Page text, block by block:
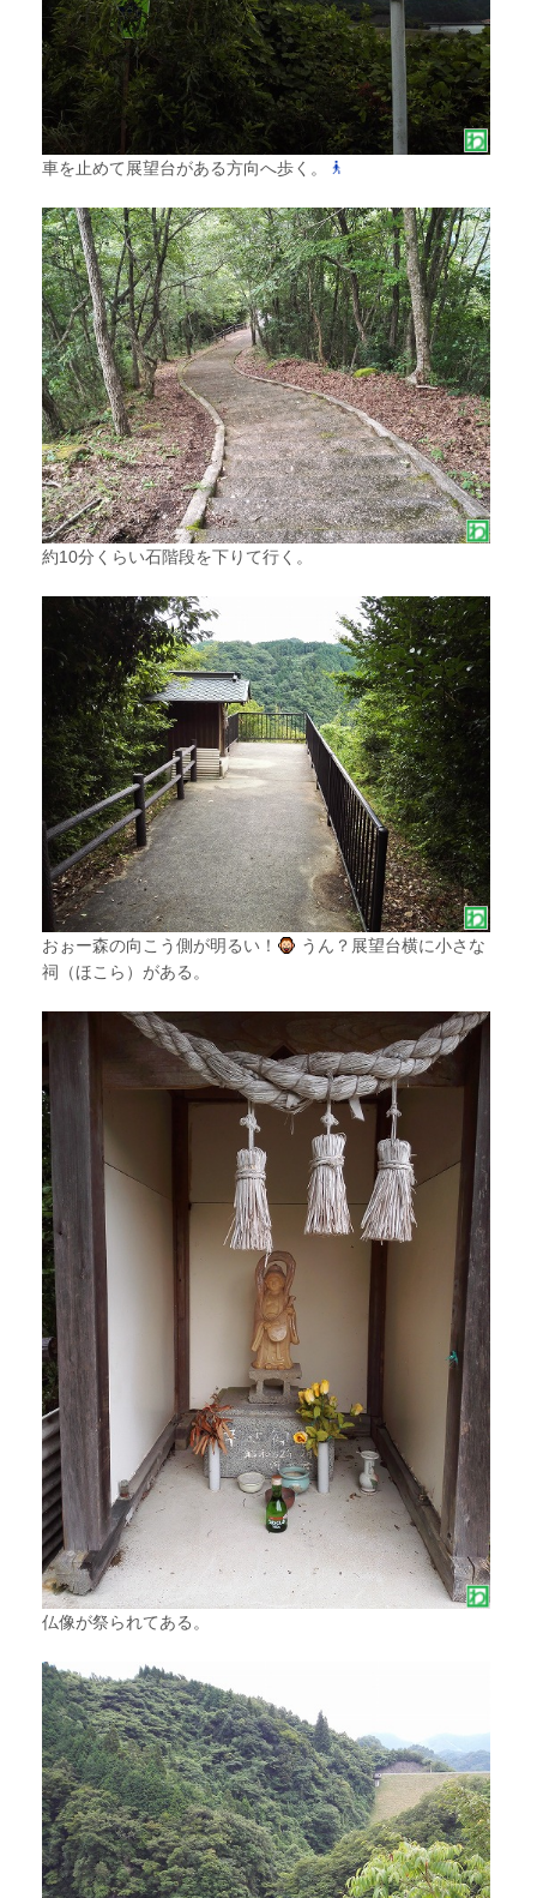
車を止めて展望台がある方向へ歩く。
約10分くらい石階段を下りて行く。
おぉー森の向こう側が明るい！
うん？展望台横に小さな
祠（ほこら）がある。
仏像が祭られてある。